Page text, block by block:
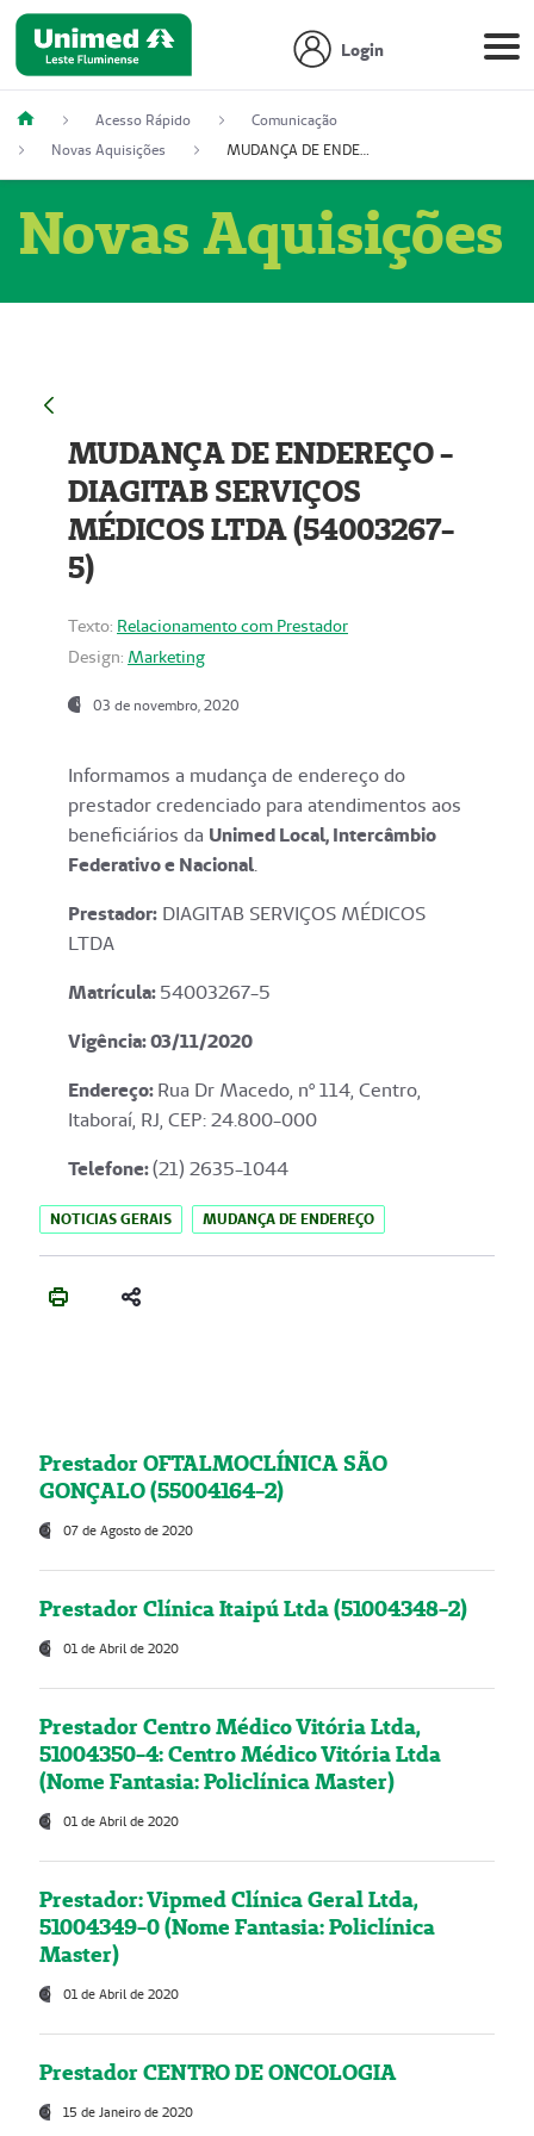
Login
Acesso Rápido
Comunicação
Novas Aquisições
MUDANÇA DE ENDEREÇO - DIAGITAB SERVIÇOS MÉDICOS LTDA (54003267-5)
Novas Aquisições
MUDANÇA DE ENDEREÇO -
DIAGITAB SERVIÇOS
MÉDICOS LTDA (54003267-
5)
Texto: Relacionamento com Prestador
Design: Marketing
03 de novembro, 2020
Informamos a mudança de endereço do
prestador credenciado para atendimentos aos
beneficiários da Unimed Local, Intercâmbio
Federativo e Nacional.
Prestador: DIAGITAB SERVIÇOS MÉDICOS
LTDA
Matrícula:54003267-5
Vigência: 03/11/2020
Endereço:Rua Dr Macedo, nº 114, Centro,
Itaboraí, RJ, CEP: 24.800-000
Telefone:(21) 2635-1044
NOTICIAS GERAIS MUDANÇA DE ENDEREÇO
Prestador OFTALMOCLÍNICA SÃO
GONÇALO (55004164-2)
07 de Agosto de 2020
Prestador Clínica Itaipú Ltda (51004348-2)
01 de Abril de 2020
Prestador Centro Médico Vitória Ltda,
51004350-4: Centro Médico Vitória Ltda
(Nome Fantasia: Policlínica Master)
01 de Abril de 2020
Prestador: Vipmed Clínica Geral Ltda,
51004349-0 (Nome Fantasia: Policlínica
Master)
01 de Abril de 2020
Prestador CENTRO DE ONCOLOGIA
15 de Janeiro de 2020